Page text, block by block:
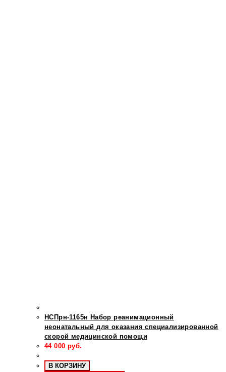
НСПрн-1165н Набор реанимационный
неонатальный для оказания специализированной
скорой медицинской помощи
44 000 руб.
В КОРЗИНУ